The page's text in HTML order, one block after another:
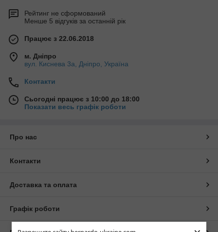
Рейтинг не сформований
Менше 5 відгуків за останній рік
Працює з 22.06.2018
м. Дніпро
вул. Киснева 3а, Дніпро, Україна
Контакти
Сьогодні працює з 10:00 до 18:00
Показати весь графік роботи
Про нас
Контакти
Доставка та оплата
Графік роботи